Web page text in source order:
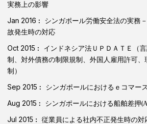
実務上の影響
Jan 2016
シンガポール労働安全法の実務
故発生時の対応
Oct 2015
インドネシア法ＵＰＤＡＴＥ（
制、対外債務の制限規制、外国人雇用許可、
制）
Sep 2015 シンガポールにおけるｅコマー
Aug 2015 シンガポールにおける船舶差押
Jul 2015
従業員による社内不正発生時の